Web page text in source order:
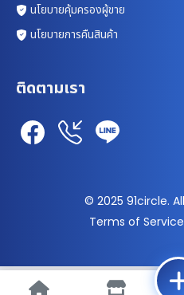
นโยบายคุ้มครองผู้ขาย
นโยบายการคืนสินค้า
ติดตามเรา
© 2025 91circle.
Terms of